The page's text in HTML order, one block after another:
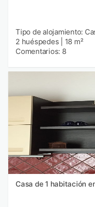
Tipo de alojamiento:
2 huéspedes
18 m²
Comentarios: 8
Casa de 1 habitación